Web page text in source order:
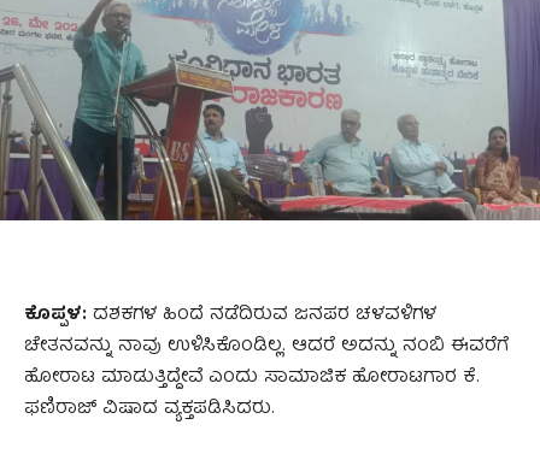
ಕೊಪ್ಪಳ:ದಶಕಗಳ ಹಿಂದೆ ನಡೆದಿರುವ ಜನಪರ ಚಳವಳಿಗಳ
ಚೇತನವನ್ನು ನಾವು ಉಳಿಸಿಕೊಂಡಿಲ್ಲ. ಆದರೆ ಅದನ್ನು ನಂಬಿ ಈವರೆಗೆ
ಹೋರಾಟ ಮಾಡುತ್ತಿದ್ದೇವೆ ಎಂದು ಸಾಮಾಜಿಕ ಹೋರಾಟಗಾರ ಕೆ.
ಫಣಿರಾಜ್ ವಿಷಾದ ವ್ಯಕ್ತಪಡಿಸಿದರು.